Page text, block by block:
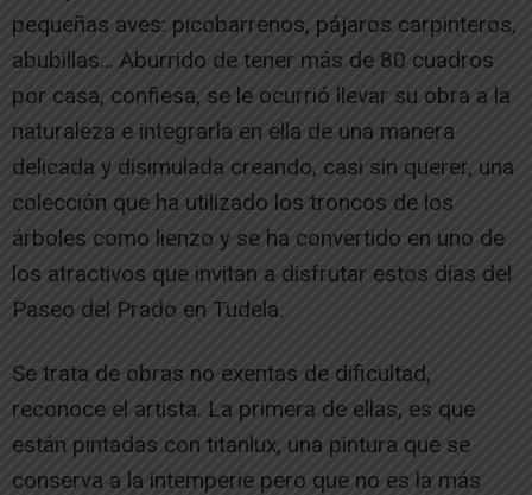
pequeñas aves: picobarrenos, pájaros carpinteros,
abubillas… Aburrido de tener más de 80 cuadros
por casa, confiesa, se le ocurrió llevar su obra a la
naturaleza e integrarla en ella de una manera
delicada y disimulada creando, casi sin querer, una
colección que ha utilizado los troncos de los
árboles como lienzo y se ha convertido en uno de
los atractivos que invitan a disfrutar estos días del
Paseo del Prado en Tudela.
Se trata de obras no exentas de dificultad,
reconoce el artista. La primera de ellas, es que
están pintadas con titanlux, una pintura que se
conserva a la intemperie pero que no es la más